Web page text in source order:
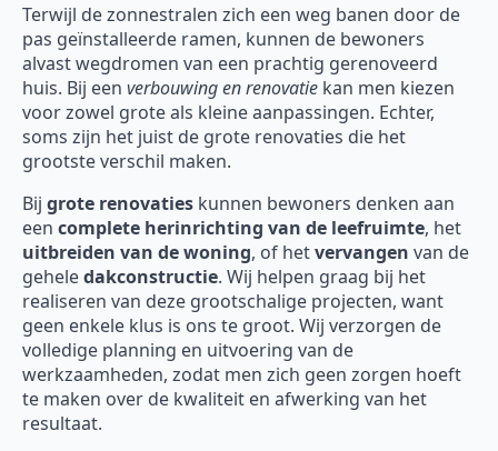
Terwijl de zonnestralen zich een weg banen door de
pas geïnstalleerde ramen, kunnen de bewoners
alvast wegdromen van een prachtig gerenoveerd
huis. Bij een verbouwing en renovatie kan men kiezen
voor zowel grote als kleine aanpassingen. Echter,
soms zijn het juist de grote renovaties die het
grootste verschil maken.
Bij grote renovaties kunnen bewoners denken aan
een complete herinrichting van de leefruimte, het
uitbreiden van de woning, of hetvervangen van de
geheledakconstructie. Wij helpen graag bij het
realiseren van deze grootschalige projecten, want
geen enkele klus is ons te groot. Wij verzorgen de
volledige planning en uitvoering van de
werkzaamheden, zodat men zich geen zorgen hoeft
te maken over de kwaliteit en afwerking van het
resultaat.